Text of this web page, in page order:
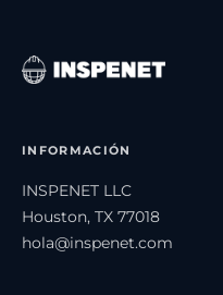
INFORMACIÓN
INSPENET LLC
Houston, TX 77018
hola@inspenet.com